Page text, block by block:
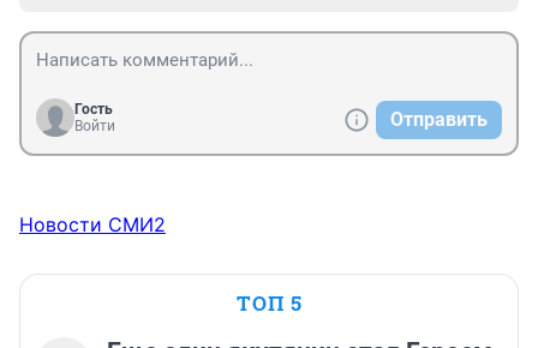
Гость
Войти
Отправить
Новости СМИ2
ТОП 5